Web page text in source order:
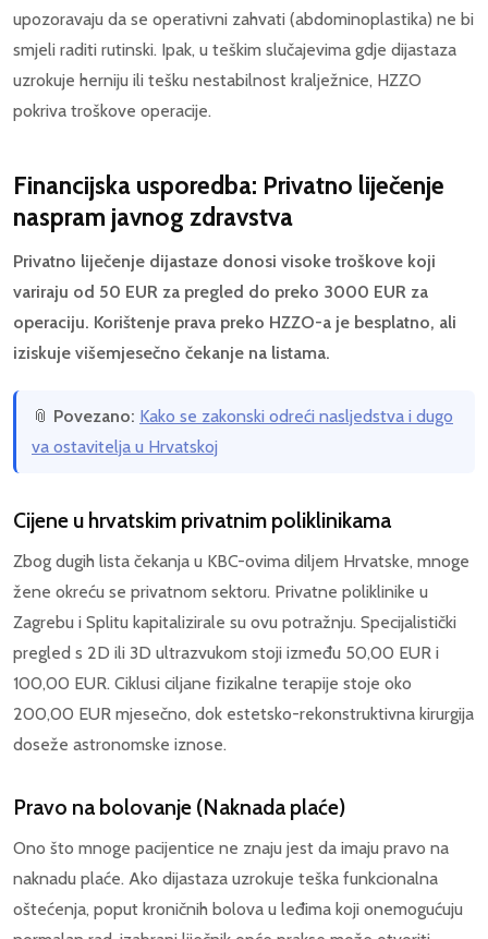
upozoravaju da se operativni zahvati (abdominoplastika) ne bi
smjeli raditi rutinski. Ipak, u teškim slučajevima gdje dijastaza
uzrokuje herniju ili tešku nestabilnost kralježnice, HZZO
pokriva troškove operacije.
Financijska usporedba: Privatno liječenje
naspram javnog zdravstva
Privatno liječenje dijastaze donosi visoke troškove koji
variraju od 50 EUR za pregled do preko 3000 EUR za
operaciju. Korištenje prava preko HZZO-a je besplatno, ali
iziskuje višemjesečno čekanje na listama.
📎 Povezano: Kako se zakonski odreći nasljedstva i dugo
va ostavitelja u Hrvatskoj
Cijene u hrvatskim privatnim poliklinikama
Zbog dugih lista čekanja u KBC-ovima diljem Hrvatske, mnoge
žene okreću se privatnom sektoru. Privatne poliklinike u
Zagrebu i Splitu kapitalizirale su ovu potražnju. Specijalistički
pregled s 2D ili 3D ultrazvukom stoji između 50,00 EUR i
100,00 EUR. Ciklusi ciljane fizikalne terapije stoje oko
200,00 EUR mjesečno, dok estetsko-rekonstruktivna kirurgija
doseže astronomske iznose.
Pravo na bolovanje (Naknada plaće)
Ono što mnoge pacijentice ne znaju jest da imaju pravo na
naknadu plaće. Ako dijastaza uzrokuje teška funkcionalna
oštećenja, poput kroničnih bolova u leđima koji onemogućuju